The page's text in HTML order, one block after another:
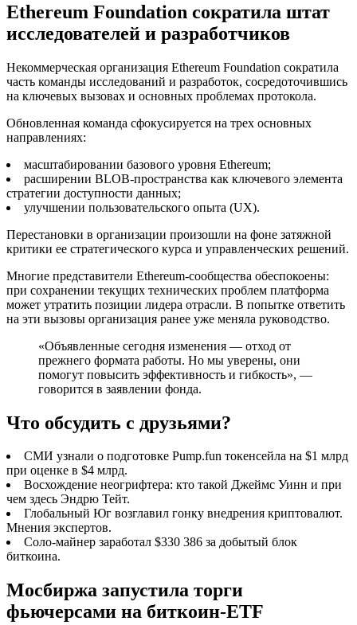
Ethereum Foundation сократила штат
исследователей и разработчиков
Некоммерческая организация Ethereum Foundation сократила
часть команды исследований и разработок, сосредоточившись
на ключевых вызовах и основных проблемах протокола.
Обновленная команда сфокусируется на трех основных
направлениях:
масштабировании базового уровня Ethereum;
расширении BLOB-пространства как ключевого элемента
стратегии доступности данных;
улучшении пользовательского опыта (UX).
Перестановки в организации произошли на фоне затяжной
критики ее стратегического курса и управленческих решений.
Многие представители Ethereum-сообщества обеспокоены:
при сохранении текущих технических проблем платформа
может утратить позиции лидера отрасли. В попытке ответить
на эти вызовы организация ранее уже меняла руководство.
«Объявленные сегодня изменения — отход от
прежнего формата работы. Но мы уверены, они
помогут повысить эффективность и гибкость», —
говорится в заявлении фонда.
Что обсудить с друзьями?
СМИ узнали о подготовке Pump.fun токенсейла на $1 млрд
при оценке в $4 млрд.
Восхождение неогрифтера: кто такой Джеймс Уинн и при
чем здесь Эндрю Тейт.
Глобальный Юг возглавил гонку внедрения криптовалют.
Мнения экспертов.
Соло-майнер заработал $330 386 за добытый блок
биткоина.
Мосбиржа запустила торги
фьючерсами на биткоин-ETF